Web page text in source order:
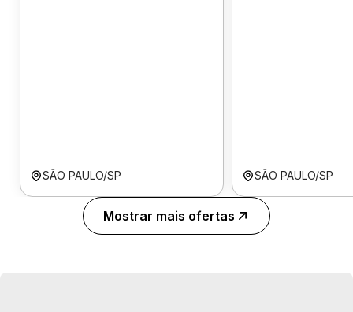
SÃO PAULO/SP SÃO PAULO/SP
Mostrar mais ofertas